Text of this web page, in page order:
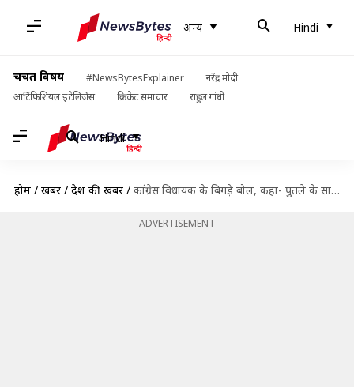
अन्य Hindi
चर्चित विषय #NewsBytesExplainer
नरेंद्र मोदी
आर्टिफिशियल इंटेलिजेंस
क्रिकेट समाचार राहुल गांधी
Hindi
होम / खबरें / देश की खबरें / कांग्रेस विधायक के बिगड़े बोल, कहा- पुतले के साथ-साथ प्रज्ञा सिंह को भी जला देंगे
ADVERTISEMENT